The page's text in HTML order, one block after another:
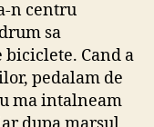
n centru
sa
biciclete. Cand a
pedalam de
ma intalneam